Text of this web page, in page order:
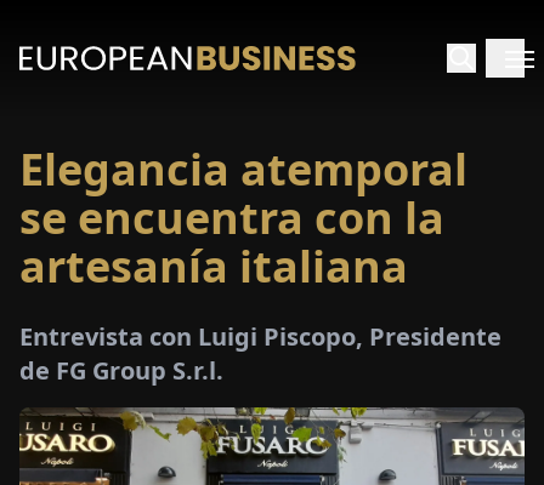
E-
PAPEL
Elegancia atemporal
se encuentra con la
artesanía italiana
Entrevista con Luigi Piscopo, Presidente
de FG Group S.r.l.